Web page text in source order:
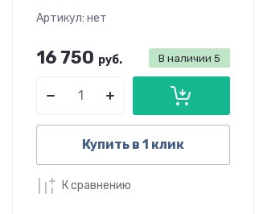
Артикул: нет
В наличии 5
16 750 руб.
Купить в 1 клик
К сравнению